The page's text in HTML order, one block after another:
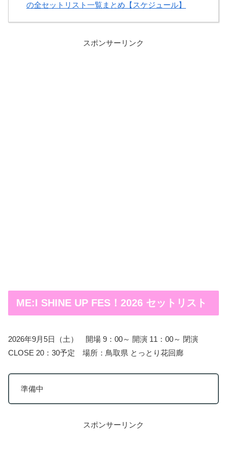
の全セットリスト一覧まとめ【スケジュール】
スポンサーリンク
ME:I SHINE UP FES！2026 セットリスト
2026年9月5日（土） 開場 9：00～ 開演 11：00～ 閉演
CLOSE 20：30予定 場所：鳥取県 とっとり花回廊
準備中
スポンサーリンク